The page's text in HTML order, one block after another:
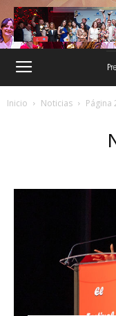
Inicio Noticias Página